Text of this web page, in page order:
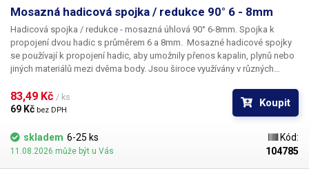
Mosazná hadicová spojka / redukce 90° 6 - 8mm
Hadicová spojka / redukce - mosazná úhlová 90° 6-8mm. Spojka k
propojení dvou hadic s průměrem 6 a 8mm.
se používají k propojení hadic, aby umožnily přenos kapalin, plynů nebo
jiných materiálů mezi dvěma body. Jsou široce využívány v různých
instalatérství. Hlavní výhody mosazných spojek jsou jejich odolnost vůči
korozi, vysoká pevnost a dlouhá životnost. Jsou vhodné pro použití v
opotřebení. Nástrčné hadicové spojky jsou svým způsobem připojení
vhodné pro nízkotlaké hadicové rozvody.
mosazná spojka 1ks.
83,49 Kč / ks
69 Kč bez DPH
Koupit
skladem 6-25 ks
11.08.2026 může být u Vás
Kód:
104785